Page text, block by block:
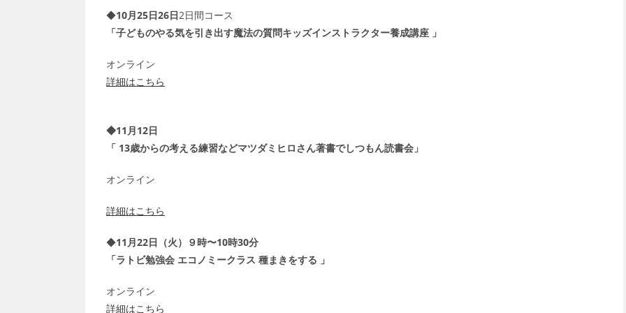
◆10月25日26日2日間コース
「子どものやる気を引き出す魔法の質問キッズインストラクター養成講座 」
オンライン
詳細はこちら
◆11月12日
「 13歳からの考える練習などマツダミヒロさん著書でしつもん読書会」
オンライン
詳細はこちら
◆11月22日（火）９時〜10時30分
「ラトビ勉強会 エコノミークラス 種まきをする 」
オンライン
詳細はこちら